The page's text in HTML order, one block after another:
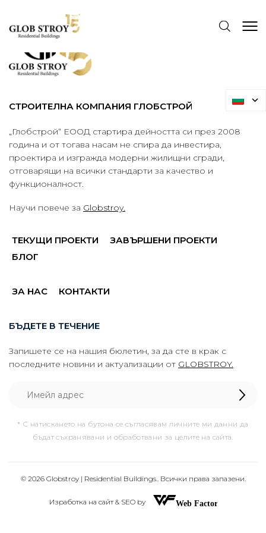
СТРОИТЕЛНА КОМПАНИЯ ГЛОБСТРОЙ
„Глобстрой“ ЕООД стартира дейността си през 2008
година и от тогава насам не спира да инвестира,
проектира и изгражда модерни жилищни сгради,
отговарящи на всички стандарти за качество и
функционалност.
Научи повече за Globstroy.
ТЕКУЩИ ПРОЕКТИ
ЗАВЪРШЕНИ ПРОЕКТИ
БЛОГ
ЗА НАС КОНТАКТИ
БЪДЕТЕ В ТЕЧЕНИЕ
Запишете се на нашия бюлетин, за да сте в крак с
последните новини и актуализации от GLOBSTROY.
* С натискането на бутона се съгласявам личните ми данни да
бъдат съхранявани и обработвани за целите на сайта.
© 2026 Globstroy | Residential Buildings.. Всички права запазени.
Изработка на сайт & SEO by